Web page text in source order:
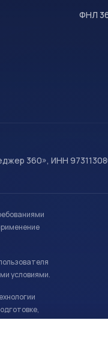
ФНЛ
360», ИНН
условиями.